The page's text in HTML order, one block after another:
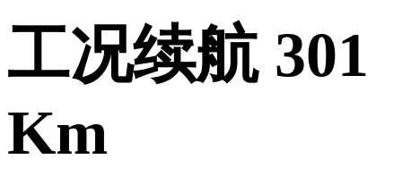
工况续航 301
Km